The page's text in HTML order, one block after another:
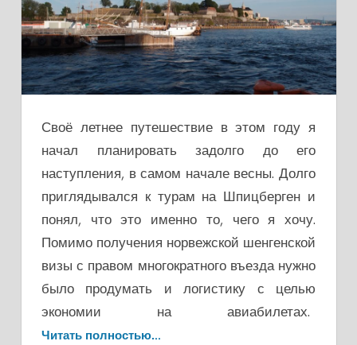
Своё летнее путешествие в этом году я
начал планировать задолго до его
наступления, в самом начале весны. Долго
приглядывался к турам на Шпицберген и
понял, что это именно то, чего я хочу.
Помимо получения норвежской шенгенской
визы с правом многократного въезда нужно
было продумать и логистику с целью
экономии на авиабилетах.
Читать полностью…